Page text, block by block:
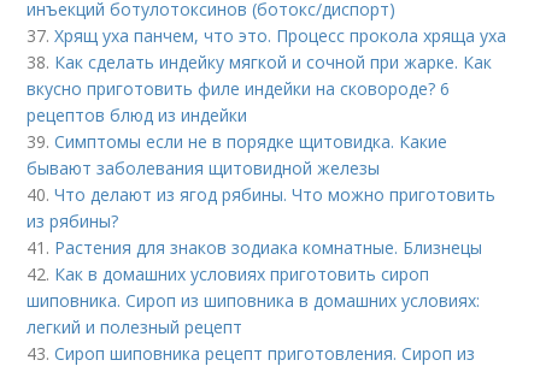
инъекций ботулотоксинов (ботокс/диспорт)
37.Хрящ уха панчем, что это. Процесс прокола хряща уха
38. Как сделать индейку мягкой и сочной при жарке. Как
вкусно приготовить филе индейки на сковороде? 6
рецептов блюд из индейки
39.Симптомы если не в порядке щитовидка. Какие
бывают заболевания щитовидной железы
40.Что делают из ягод рябины. Что можно приготовить
из рябины?
41. Растения для знаков зодиака комнатные. Близнецы
42. Как в домашних условиях приготовить сироп
шиповника. Сироп из шиповника в домашних условиях:
легкий и полезный рецепт
43.Сироп шиповника рецепт приготовления. Сироп из